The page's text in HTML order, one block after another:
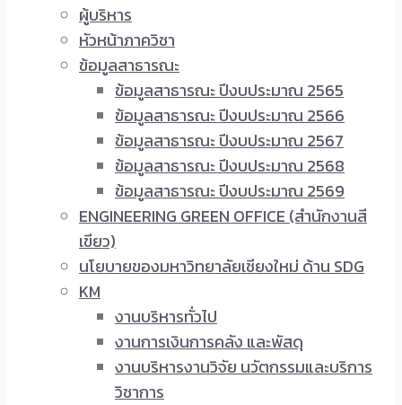
ผู้บริหาร
หัวหน้าภาควิชา
ข้อมูลสาธารณะ
ข้อมูลสาธารณะ ปีงบประมาณ 2565
ข้อมูลสาธารณะ ปีงบประมาณ 2566
ข้อมูลสาธารณะ ปีงบประมาณ 2567
ข้อมูลสาธารณะ ปีงบประมาณ 2568
ข้อมูลสาธารณะ ปีงบประมาณ 2569
ENGINEERING GREEN OFFICE (สำนักงานสี
เขียว)
นโยบายของมหาวิทยาลัยเชียงใหม่ ด้าน SDG
KM
งานบริหารทั่วไป
งานการเงินการคลัง และพัสดุ
งานบริหารงานวิจัย นวัตกรรมและบริการ
วิชาการ